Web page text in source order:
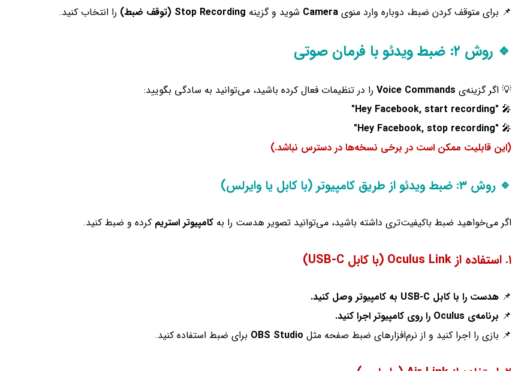
📌 برای متوقف کردن ضبط، دوباره وارد منویCamera شوید و گزینه Stop Recording (توقف ضبط) را انتخاب کنید.
🔹 روش ۲: ضبط ویدئو با فرمان صوتی
💡 اگر گزینه‌ی Voice Commands را در تنظیمات فعال کرده باشید، می‌توانید به سادگی بگویید:
🎤
"Hey Facebook, start recording"
🎤
"Hey Facebook, stop recording"
(این قابلیت ممکن است در برخی نسخه‌ها در دسترس نباشد.)
🔹 روش ۳: ضبط ویدئو از طریق کامپیوتر (با کابل یا وایرلس)
اگر می‌خواهید ضبط باکیفیت‌تری داشته باشید، می‌توانید تصویر هدست را بهکامپیوتر استریم کرده و ضبط کنید.
۱. استفاده از Oculus Link (با کابل USB-C)
📌هدست را با کابل USB-C به کامپیوتر وصل کنید.
📌 برنامه‌ی Oculus را روی کامپیوتر اجرا کنید.
📌 بازی را اجرا کنید و از نرم‌افزارهای ضبط صفحه مثل OBS Studio برای ضبط استفاده کنید.